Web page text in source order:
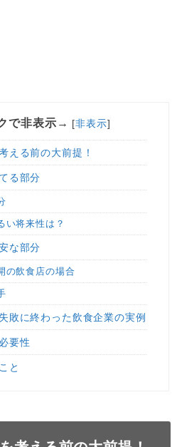
で非表示→ [非表示]
える前の大前提！
る部分
い将来性は？
な部分
の飲食店の場合
敗に終わった飲食企業の実例
要性
と